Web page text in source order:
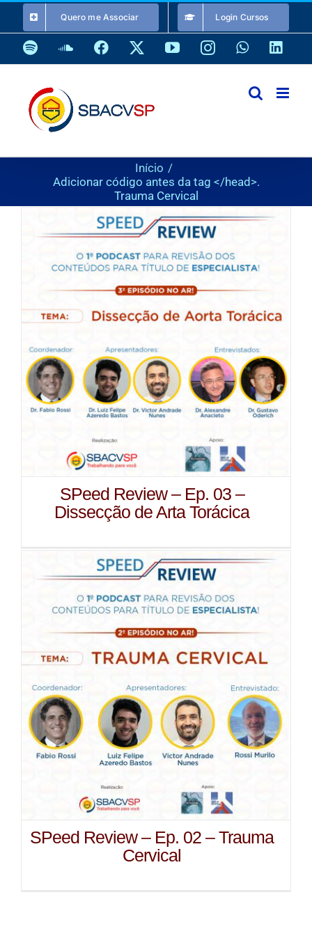
o
conteúdo
Quero me Associar Login Cursos
SpotifySoundCloud
Facebook YouTubeInstagramWhatsApp
Início
Adicionar código antes da tag </head>.
Trauma Cervical
SPeed Review – Ep. 03 –
Dissecção de Arta Torácica
SPeed Review – Ep. 02 – Trauma
Cervical